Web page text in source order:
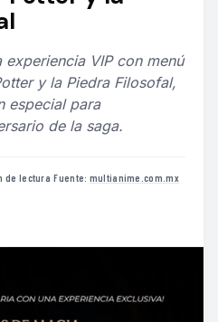
VIP con menú
y la Piedra Filosofal,
especial para
de la saga.
de lectura·Fuente: multianime.com.mx